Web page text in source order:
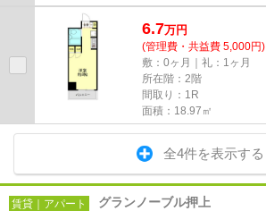
6.7万円
(管理費・共益費 5,000円)
敷：0ヶ月｜礼：1ヶ月
所在階：2階
間取り：1R
面積：18.97㎡
全4件を表示する
賃貸｜アパート グランノーブル押上